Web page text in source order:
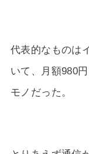
代表的なものは
いて、月額980
モノだった。